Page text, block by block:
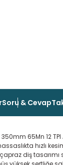
Soru & Cevap
350mm 65Mn 12
hızlı
diş